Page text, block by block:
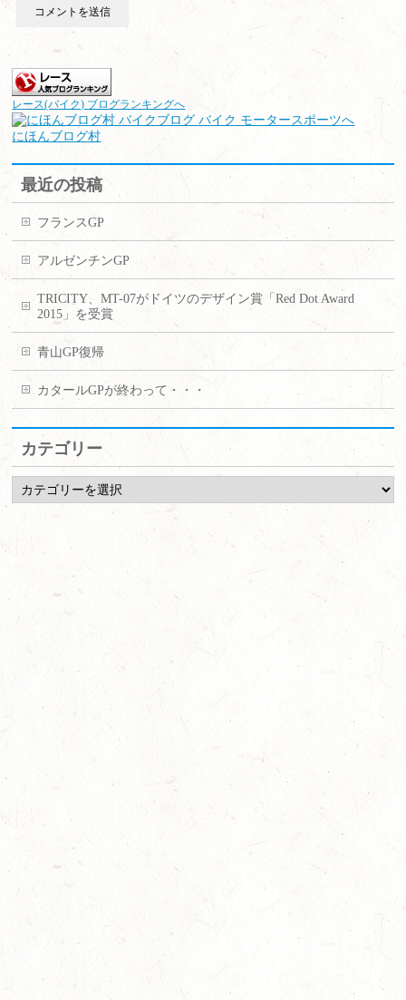
レース(バイク) ブログランキングへ
にほんブログ村
最近の投稿
フランスGP
アルゼンチンGP
TRICITY、MT-07がドイツのデザイン賞「Red Dot Award
2015」を受賞
青山GP復帰
カタールGPが終わって・・・
カテゴリー